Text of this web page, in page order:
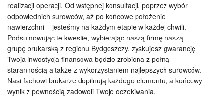
realizacji operacji. Od wstępnej konsultacji, poprzez wybór
odpowiednich surowców, aż po końcowe położenie
nawierzchni – jesteśmy na każdym etapie w każdej chwili.
Podsumowując te kwestie, wybierając naszą firmę naszą
grupę brukarską z regionu Bydgoszczy, zyskujesz gwarancję
Twoja inwestycja finansowa będzie zrobiona z pełną
starannością a także z wykorzystaniem najlepszych surowców.
Nasi fachowi brukarze dopilnują każdego elementu, a końcowy
wynik z pewnością zadowoli Twoje oczekiwania.